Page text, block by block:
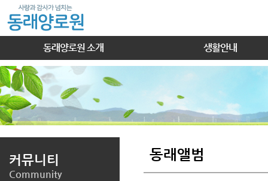
동래양로원 소개 생활안내
커뮤니티
Community
동래앨범